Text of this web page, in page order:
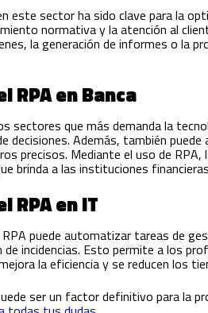
este sector ha sido clave para la
normativa y la atención al
la generación de informes o la
RPA en Banca
sectores que más demanda la
decisiones. Además, también
precisos. Mediante el uso de
brinda a las instituciones
RPA en IT
RPA puede automatizar tareas de
incidencias. Esto permite a los
la eficiencia y se reducen los
ser un factor definitivo para la